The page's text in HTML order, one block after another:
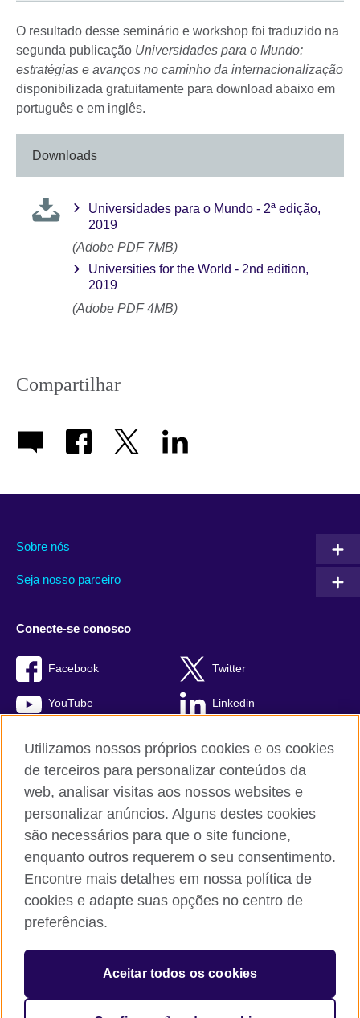
O resultado desse seminário e workshop foi traduzido na
segunda publicação Universidades para o Mundo:
estratégias e avanços no caminho da internacionalização
disponibilizada gratuitamente para download abaixo em
português e em inglês.
Downloads
Universidades para o Mundo - 2ª edição,
2019
(Adobe PDF 7MB)
Universities for the World - 2nd edition,
2019
(Adobe PDF 4MB)
Compartilhar
Sobre nós
Seja nosso parceiro
Conecte-se conosco
Facebook Twitter
YouTube Linkedin
British Council global
Comentários e reclamações
Política de privacidade e termos de uso
© 2026 British Council
The United Kingdom’s international organisation for cultural
relations and educational opportunities.
Utilizamos nossos próprios cookies e os cookies
de terceiros para personalizar conteúdos da
web, analisar visitas aos nossos websites e
personalizar anúncios. Alguns destes cookies
são necessários para que o site funcione,
enquanto outros requerem o seu consentimento.
Encontre mais detalhes em nossa política de
cookies e adapte suas opções no centro de
preferências.
Aceitar todos os cookies